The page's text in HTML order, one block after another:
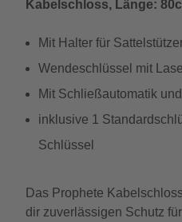
Kabelschloss, Länge:
Mit Halter für
Wendeschlüssel mit
Mit Schließautomatik
inklusive 1
Schlüssel
Das Prophete
dir zuverlässigen Schutz